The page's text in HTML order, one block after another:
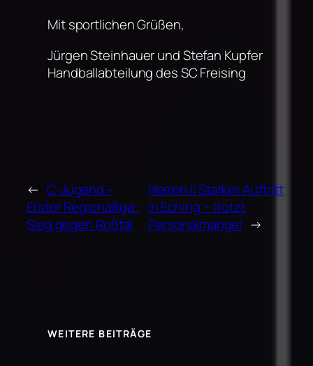
Mit sportlichen Grüßen,
Jürgen Steinhauer und Stefan Kupfer
Handballabteilung des SC Freising
← C-Jugend –
Erster Regionalliga-
Sieg gegen Roßtal
Herren II Starker Auftritt
in Eching – trotzt
Personalmangel →
WEITERE BEITRÄGE